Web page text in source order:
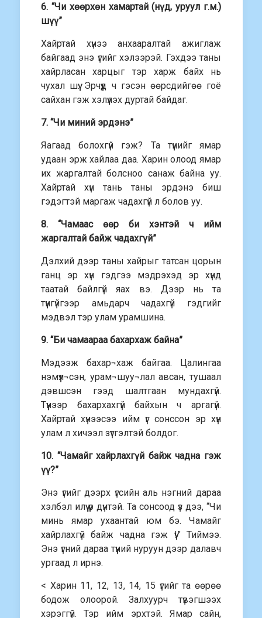
6. “Чи хөөрхөн хамартай (нүд, уруул г.м.)
шүү”
Хайртай хүнээ анхааралтай ажиглаж
байгаад энэ үгийг хэлээрэй. Гэхдээ таны
хайрласан харцыг тэр харж байх нь
чухал шүү. Эрчүүд ч гэсэн өөрсдийгөө гоё
сайхан гэж хэлүүлэх дуртай байдаг.
7. “Чи миний эрдэнэ”
Яагаад болохгүй гэж? Та түүнийг ямар
удаан эрж хайлаа даа. Харин олоод ямар
их жаргалтай болсноо санаж байна уу.
Хайртай хүн тань таны эрдэнэ биш
гэдэгтэй маргаж чадахгүй л болов уу.
8. “Чамаас өөр би хэнтэй ч ийм
жаргалтай байж чадахгүй”
Дэлхий дээр таны хайрыг татсан цорын
ганц эр хүн гэдгээ мэдрэхэд эр хүнд
таатай байлгүй яах вэ. Дээр нь та
түүнгүйгээр амьдарч чадахгүй гэдгийг
мэдвэл тэр улам урамшина.
9. “Би чамаараа бахархаж байна”
Мэдээж бахар¬хаж байгаа. Цалингаа
нэмүүл¬сэн, урам¬шуу¬лал авсан, тушаал
дэвшсэн гээд шалтгаан мундахгүй.
Түүнээр бахархахгүй байхын ч аргагүй.
Хайртай хүнээсээ ийм үг сонссон эр хүн
улам л хичээл зүтгэлтэй болдог.
10. “Чамайг хайрлахгүй байж чадна гэж
үү?”
Энэ үгийг дээрх үгсийн аль нэгний дараа
хэлбэл илүү үр дүнтэй. Та сонсоод үз дээ, “Чи
минь ямар ухаантай юм бэ. Чамайг
хайрлахгүй байж чадна гэж үү!” Тиймээ.
Энэ үгний дараа түүний нуруун дээр далавч
ургаад л ирнэ.
< Харин 11, 12, 13, 14, 15 үгийг та өөрөө
бодож олоорой. Залхуурч түвэгшээх
хэрэггүй. Тэр ийм эрхтэй. Ямар сайн,